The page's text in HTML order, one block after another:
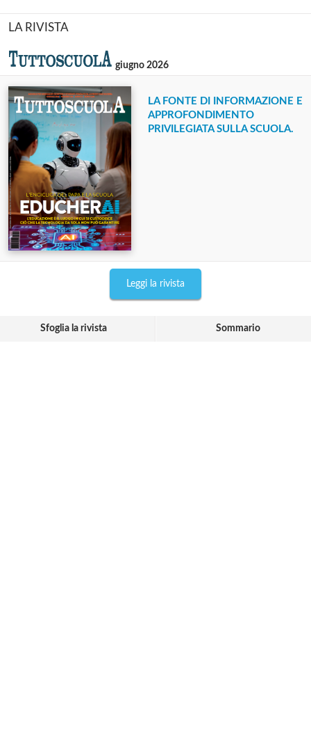
LA RIVISTA
giugno 2026
LA FONTE DI INFORMAZIONE E
APPROFONDIMENTO
PRIVILEGIATA SULLA SCUOLA.
Leggi la rivista
Sfoglia la rivista Sommario